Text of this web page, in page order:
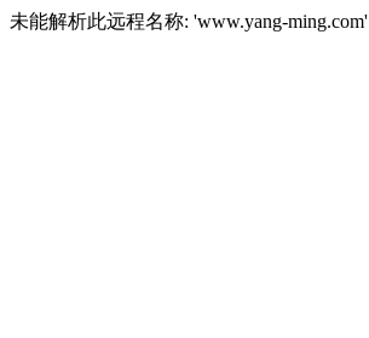
未能解析此远程名称: 'www.yang-ming.com'